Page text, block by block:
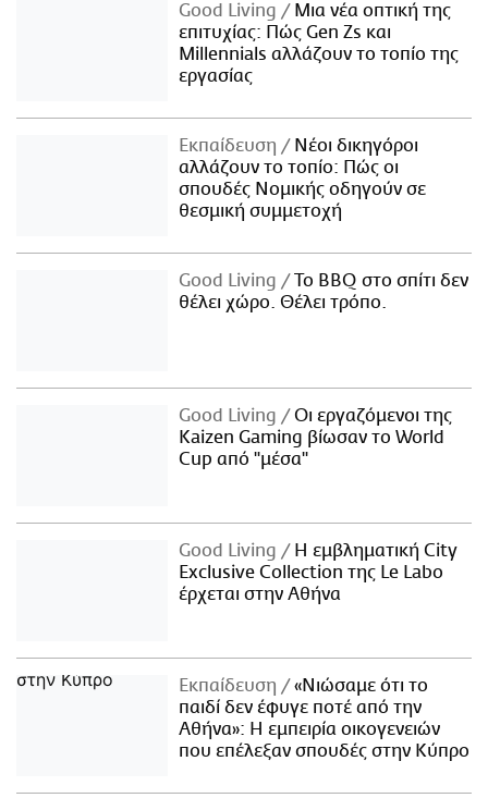
Good Living
Μια νέα οπτική της
επιτυχίας: Πώς Gen Zs και
Millennials αλλάζουν το τοπίο της
εργασίας
Εκπαίδευση
Νέοι δικηγόροι
αλλάζουν το τοπίο: Πώς οι
σπουδές Νομικής οδηγούν σε
θεσμική συμμετοχή
Good Living
Το BBQ στο σπίτι δεν
θέλει χώρο. Θέλει τρόπο.
Good Living
Οι εργαζόμενοι της
Kaizen Gaming βίωσαν το World
Cup από "μέσα"
Good Living
Η εμβληματική City
Exclusive Collection της Le Labo
έρχεται στην Αθήνα
Εκπαίδευση
«Νιώσαμε ότι το
παιδί δεν έφυγε ποτέ από την
Αθήνα»: Η εμπειρία οικογενειών
που επέλεξαν σπουδές στην Κύπρο